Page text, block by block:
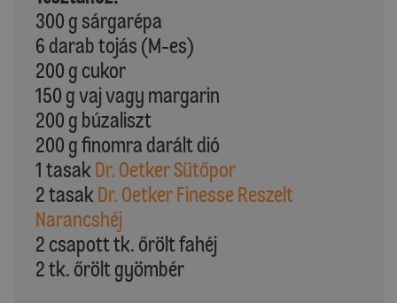
300 g sárgarépa
6 darab tojás (M-es)
200 g cukor
150 g vaj vagy margarin
200 g búzaliszt
200 g finomra darált dió
1 tasak Dr. Oetker Sütőpor
2 tasak Dr. Oetker Finesse Reszelt
Narancshéj
2 csapott tk. őrölt fahéj
2 tk. őrölt gyömbér